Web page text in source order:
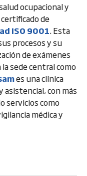
ocupacional y
de
ISO 9001. Esta
procesos y su
de exámenes
sede central como
es una clínica
asistencial, con más
servicios como
médica y